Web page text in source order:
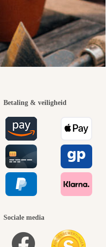
Betaling & veiligheid
Sociale media